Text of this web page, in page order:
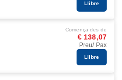
Llibre
Comença des de
€ 138,07
Preu/ Pax
Llibre